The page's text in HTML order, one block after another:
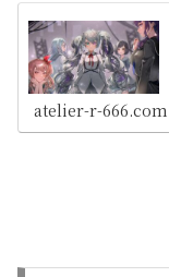
atelier-r-666.com